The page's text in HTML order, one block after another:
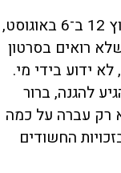
הסרטון, עם המסגור האמור, פורסם בערוץ 12 ב־6 באוגוסט,
רואים בסרטון
ידוע בידי מי.
להגנה, ברור
רק עברה על כמה
החשודים